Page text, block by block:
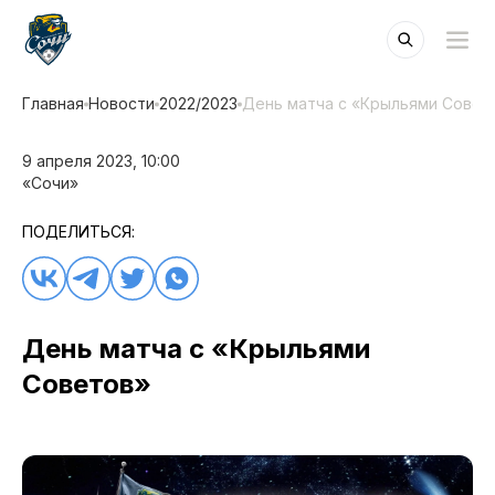
Главная Новости 2022/2023 День матча с «Крыльями
9 апреля 2023, 10:00
«Сочи»
ПОДЕЛИТЬСЯ:
День матча с «Крыльями
Советов»